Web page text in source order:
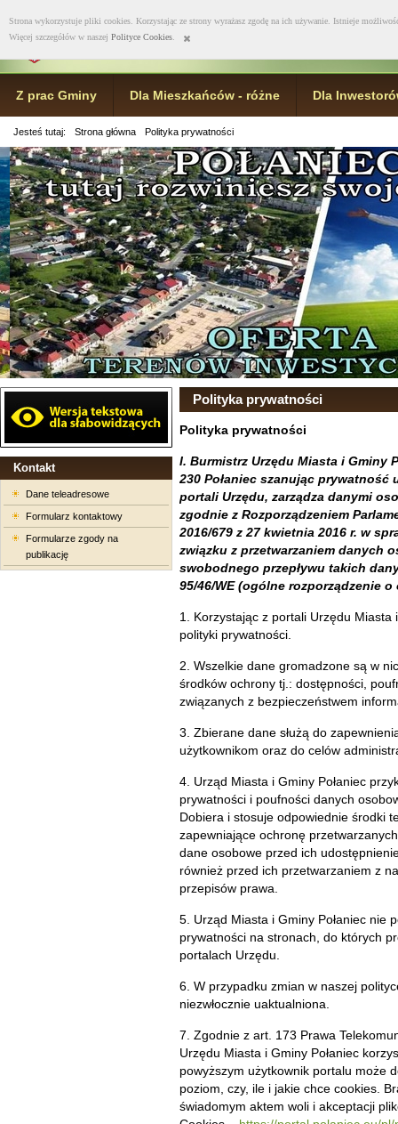
Mapa serwisu |
Z prac Gminy Dla Mieszkańców - różne Dla
Jesteś tutaj: Strona główna Polityka prywatności
Kontakt
Dane teleadresowe
Formularz kontaktowy
Formularze zgody na
publikację
Polityka prywatności
Polityka prywatności
I. Burmistrz Urzędu Miasta i Gminy
230 Połaniec szanując
portali Urzędu, zarządza danymi
zgodnie z Rozporządzeniem
2016/679 z 27 kwietnia 2016 r. w
związku z przetwarzaniem danych
swobodnego przepływu takich
95/46/WE (ogólne rozporządzenie
1. Korzystając z portali Urzędu Miasta
polityki prywatności.
2. Wszelkie dane gromadzone są w
środków ochrony tj.: dostępności,
związanych z bezpieczeństwem
3. Zbierane dane służą do
użytkownikom oraz do celów
4. Urząd Miasta i Gminy Połaniec
prywatności i poufności danych
Dobiera i stosuje odpowiednie środki
zapewniające ochronę
dane osobowe przed ich
również przed ich przetwarzaniem z
przepisów prawa.
5. Urząd Miasta i Gminy Połaniec nie
prywatności na stronach, do których
portalach Urzędu.
6. W przypadku zmian w naszej
niezwłocznie uaktualniona.
7. Zgodnie z art. 173 Prawa
Urzędu Miasta i Gminy Połaniec
powyższym użytkownik portalu może
poziom, czy, ile i jakie chce cookies.
świadomym aktem woli i akceptacji
Strona wykorzystuje pliki cookies. Korzystając ze strony wyrażasz zgodę na ich używanie. Istnieje
Więcej szczegółów w naszej Polityce Cookies